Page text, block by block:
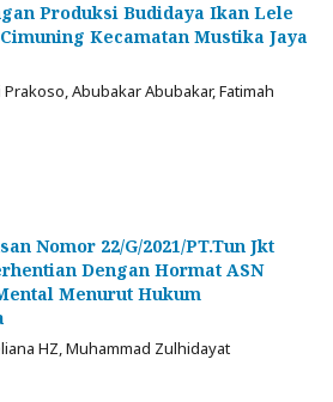
Produksi Budidaya Ikan Lele
Kecamatan Mustika Jaya
Abubakar Abubakar, Fatimah
Nomor 22/G/2021/PT.Tun Jkt
Dengan Hormat ASN
Menurut Hukum
HZ, Muhammad Zulhidayat